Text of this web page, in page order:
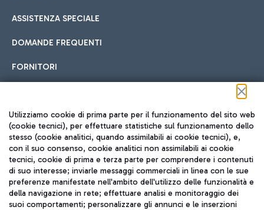
ASSISTENZA SPECIALE
DOMANDE FREQUENTI
FORNITORI
Seguici sui social
TRAVEL JOURNAL
ITA
Utilizziamo cookie di prima parte per il funzionamento del sito web
(cookie tecnici), per effettuare statistiche sul funzionamento dello
stesso (cookie analitici, quando assimilabili ai cookie tecnici), e,
con il suo consenso, cookie analitici non assimilabili ai cookie
tecnici, cookie di prima e terza parte per comprendere i contenuti
di suo interesse; inviarle messaggi commerciali in linea con le sue
preferenze manifestate nell'ambito dell'utilizzo delle funzionalità e
della navigazione in rete; effettuare analisi e monitoraggio dei
suoi comportamenti; personalizzare gli annunci e le inserzioni